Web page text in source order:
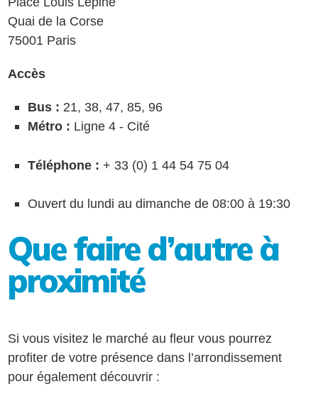
Quai de la Corse
75001 Paris
Accès
Bus : 21, 38, 47, 85, 96
Métro : Ligne 4 - Cité
Téléphone : + 33 (0) 1 44 54 75 04
Ouvert du lundi au dimanche de 08:00 à 19:30
Que faire d’autre à
proximité
Si vous visitez le marché au fleur vous pourrez
profiter de votre présence dans l’arrondissement
pour également découvrir :